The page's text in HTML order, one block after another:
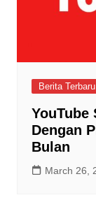
Berita Terbaru
YouTube
Dengan
Bulan
March 26,